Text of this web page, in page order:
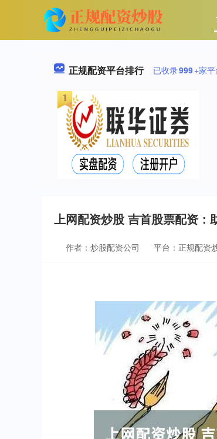
正规配资平台排行 已收录999+家平
上网配资炒股 吉首股票配资：
作者：炒股配资公司 平台：正规配资